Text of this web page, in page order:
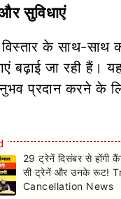
सुविधाएं
के साथ-साथ
बढ़ाई जा रही हैं।
प्रदान करने के
29 ट्रेनें दिसंबर से होंगी
सी ट्रेनें और उनके रूट!
Cancellation News